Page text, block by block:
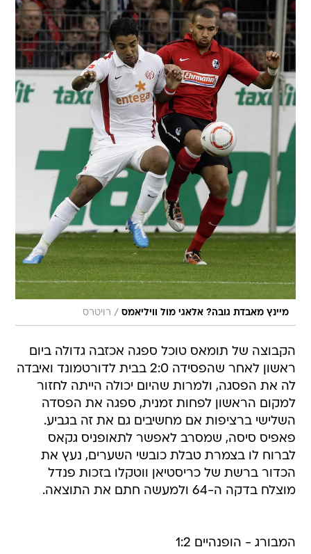
מיינץ מאבדת גובה? אלאגי מול וויליאמס / רויטרס
הקבוצה של תומאס טוכל ספגה אכזבה גדולה ביום
ראשון לאחר שהפסידה 2:0 בבית לדורטמונד ואיבדה
לה את הפסגה, ולמרות שהיום יכולה הייתה לחזור
למקום הראשון לפחות זמנית, ספגה את הפסדה
השלישי ברציפות אם מחשיבים גם את זה בגביע.
פאפיס סיסה, שמסרב לאפשר לתאופניס גקאס
לברוח לו בצמרת טבלת כובשי השערים, נעץ את
הכדור ברשת של כריסטיאן ווטקלו בזכות פנדל
מוצלח בדקה ה-64 ולמעשה חתם את התוצאה.
המבורג - הופנהיים 1:2